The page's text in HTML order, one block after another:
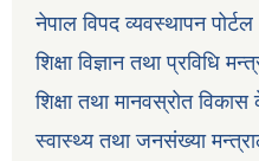
नेपाल विपद व्यवस्थापन पोर्टल
शिक्षा विज्ञान तथा प्रविधि
शिक्षा तथा मानवस्रोत विकास
स्वास्थ्य तथा जनसंख्या